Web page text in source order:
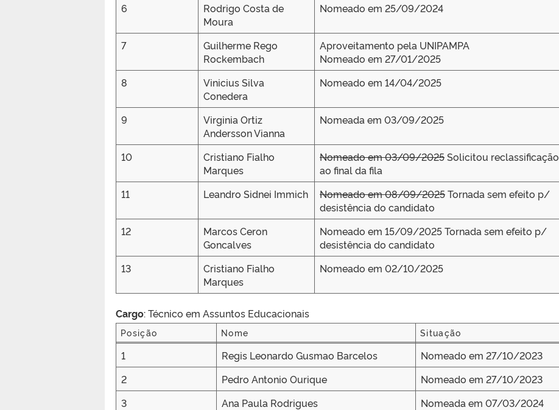
6
Rodrigo Costa de
Moura
Nomeado em 25/09/2024
7
Guilherme Rego
Rockembach
Aproveitamento pela UNIPAMPA
Nomeado em 27/01/2025
8
Vinicius Silva
Conedera
Nomeado em 14/04/2025
9
Virginia Ortiz
Andersson Vianna
Nomeada em 03/09/2025
10
Cristiano Fialho
Marques
Nomeado em 03/09/2025Solicitou reclassificação
ao final da fila
11
Leandro Sidnei Immich Nomeado em 08/09/2025Tornada sem efeito p/
desistência do candidato
12
Marcos Ceron
Goncalves
Nomeado em 15/09/2025 Tornada sem efeito p/
desistência do candidato
13
Cristiano Fialho
Marques
Nomeado em 02/10/2025
Cargo: Técnico em Assuntos Educacionais
Posição Nome
Situação
1 Regis Leonardo Gusmao Barcelos
Nomeado em 27/10/2023
2
Pedro Antonio Ourique
Nomeado em 27/10/2023
3
Ana Paula Rodrigues
Nomeada em 07/03/2024